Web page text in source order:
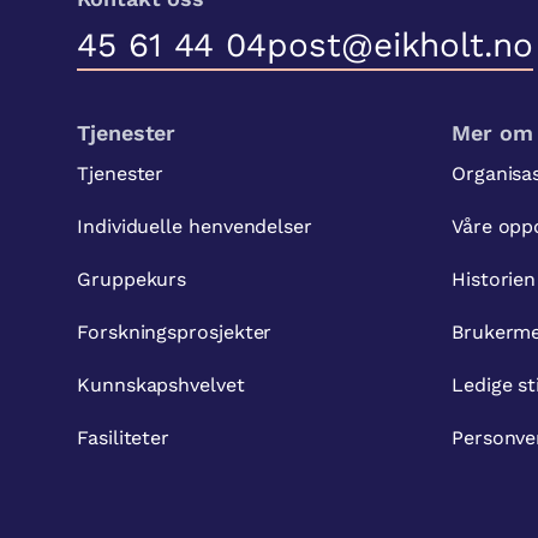
45 61 44 04post@eikholt.no
Tjenester
Tjenester
Individuelle henvendelser
Gruppekurs
Forskningsprosjekter
Kunnskapshvelvet
Fasiliteter
Mer
Våre
Ledige